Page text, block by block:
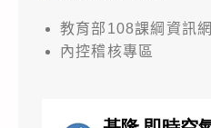
教育部108課綱資訊網
內控稽核專區